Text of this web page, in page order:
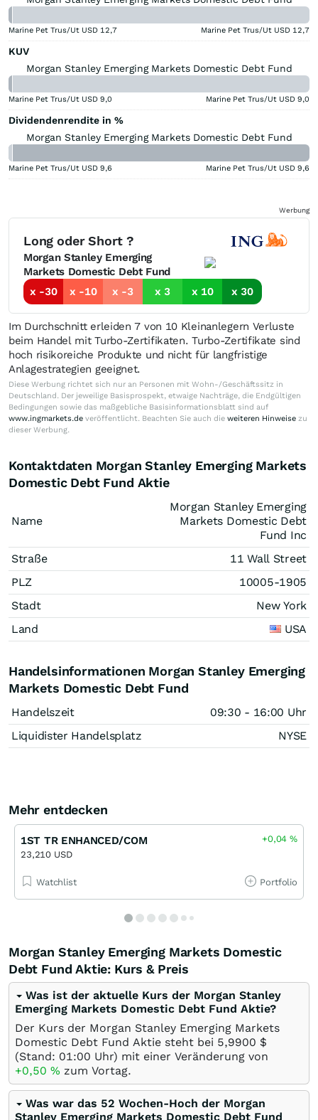
Marine Pet Trus/Ut USD 12,7 Marine Pet Trus/Ut USD 12,7
KUV
Morgan Stanley Emerging Markets Domestic Debt Fund
Marine Pet Trus/Ut USD 9,0 Marine Pet Trus/Ut USD 9,0
Dividendenrendite in %
Morgan Stanley Emerging Markets Domestic Debt Fund
Marine Pet Trus/Ut USD 9,6 Marine Pet Trus/Ut USD 9,6
Werbung
Long oder Short ?
Morgan Stanley Emerging
Markets Domestic Debt Fund
x -30
x -10 x -3 x 3 x 10 x 30
Im Durchschnitt erleiden 7 von 10 Kleinanlegern Verluste
beim Handel mit Turbo-Zertifikaten. Turbo-Zertifikate sind
hoch risikoreiche Produkte und nicht für langfristige
Anlagestrategien geeignet.
Diese Werbung richtet sich nur an Personen mit Wohn-/Geschäftssitz in
Deutschland. Der jeweilige Basisprospekt, etwaige Nachträge, die Endgültigen
Bedingungen sowie das maßgebliche Basisinformationsblatt sind auf
www.ingmarkets.de veröffentlicht. Beachten Sie auch die weiteren Hinweise zu
dieser Werbung.
Kontaktdaten Morgan Stanley Emerging Markets
Domestic Debt Fund Aktie
Name
Morgan Stanley Emerging
Markets Domestic Debt
Fund Inc
Straße
11 Wall Street
PLZ
10005-1905
Stadt
New York
Land
USA
Handelsinformationen Morgan Stanley Emerging
Markets Domestic Debt Fund
Handelszeit
09:30 - 16:00 Uhr
Liquidister Handelsplatz
NYSE
Mehr entdecken
1ST TR ENHANCED/COM
23,210 USD
+0,04%
Watchlist Portfolio
Morgan Stanley Emerging Markets Domestic
Debt Fund Aktie: Kurs & Preis
Was ist der aktuelle Kurs der Morgan Stanley
Emerging Markets Domestic Debt Fund Aktie?
Der Kurs der Morgan Stanley Emerging Markets
Domestic Debt Fund Aktie steht bei 5,9900 $
(Stand: 01:00 Uhr) mit einer Veränderung von
+0,50 % zum Vortag.
Was war das 52 Wochen-Hoch der Morgan
Stanley Emerging Markets Domestic Debt Fund